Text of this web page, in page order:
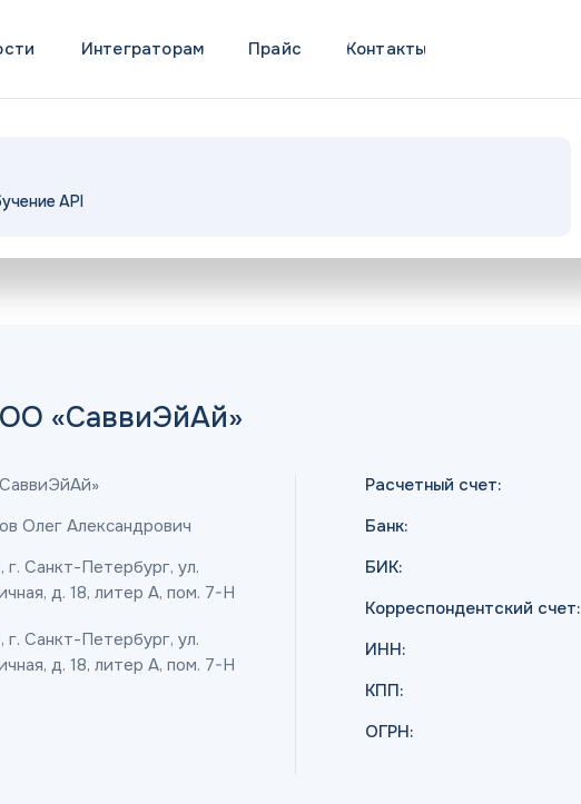
Интеграторам Прайс Контакты
API
Олег Александрович
г. Санкт-Петербург, ул.
д. 18, литер А, пом. 7-H
г. Санкт-Петербург, ул.
д. 18, литер А, пом. 7-H
«СаввиЭйАй»
Расчетный счет:
Банк:
БИК:
Корреспондентский счет:
ИНН:
КПП:
ОГРН: